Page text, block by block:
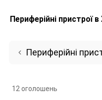
Периферійні пристрої в
Периферійні
12 оголошень